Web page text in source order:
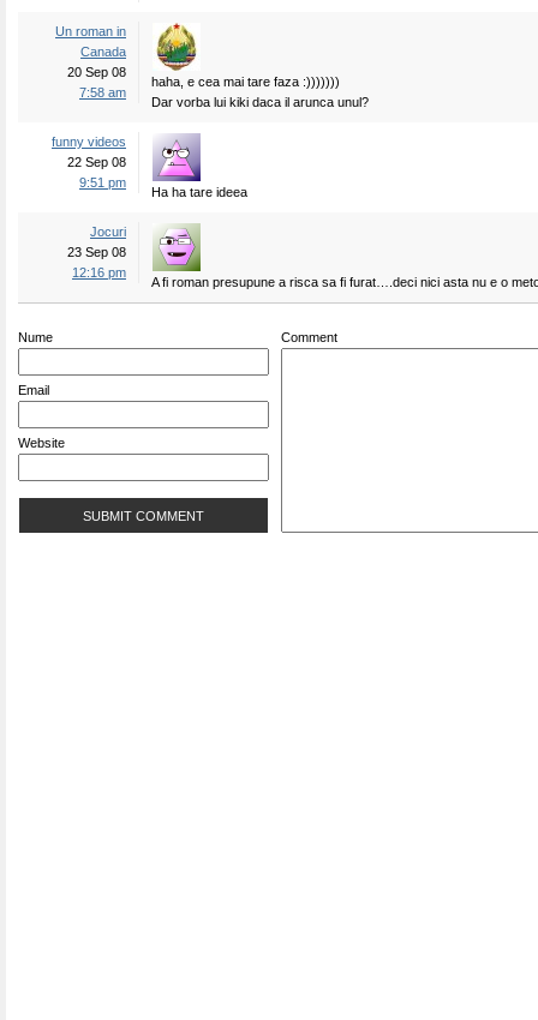
Un roman in
Canada
20 Sep 08
7:58 am
haha, e cea mai tare faza :)))))))
Dar vorba lui kiki daca il arunca unul?
funny videos
22 Sep 08
9:51 pm
Ha ha tare ideea
Jocuri
23 Sep 08
12:16 pm
A fi roman presupune a risca sa fi furat….deci nici asta nu e o
Nume
Email
Website
Comment